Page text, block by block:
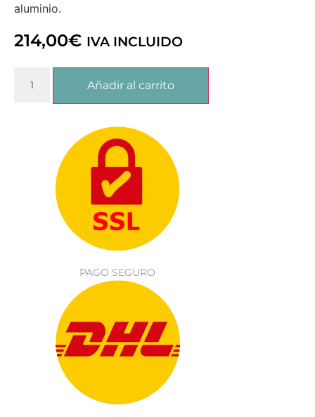
aluminio.
214,00€ IVA INCLUIDO
Añadir al carrito
PAGO SEGURO